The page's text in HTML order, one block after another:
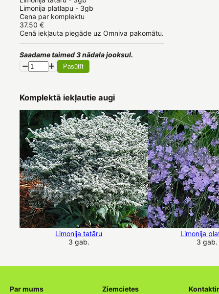
Limonija platlapu - 3gb
Cena par komplektu
37.50 €
Cenā iekļauta piegāde uz Omniva pakomātu.
Saadame taimed 3 nädala jooksul.
Pasūtīt
Komplektā iekļautie augi
Limonija tatāru
3 gab.
Limonija
3 gab.
Par mums Ziemcietes